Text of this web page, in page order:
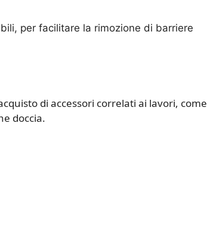
per facilitare la rimozione di barriere
di accessori correlati ai lavori, come
doccia.